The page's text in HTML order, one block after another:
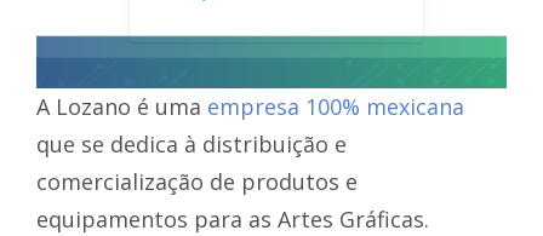
A Lozano é uma empresa 100% mexicana
que se dedica à distribuição e
comercialização de produtos e
equipamentos para as Artes Gráficas.